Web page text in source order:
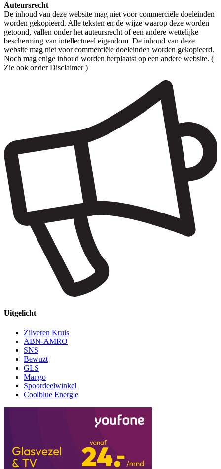
Auteursrecht
De inhoud van deze website mag niet voor commerciële doeleinden
worden gekopieerd. Alle teksten en de wijze waarop deze worden
getoond, vallen onder het auteursrecht of een andere wettelijke
bescherming van intellectueel eigendom. De inhoud van deze
website mag niet voor commerciële doeleinden worden gekopieerd.
Noch mag enige inhoud worden herplaatst op een andere website. (
Zie ook onder Disclaimer )
Uitgelicht
Zilveren Kruis
ABN-AMRO
SNS
Bewuzt
GLS
Mango
Spoordeelwinkel
Coolblue Energie